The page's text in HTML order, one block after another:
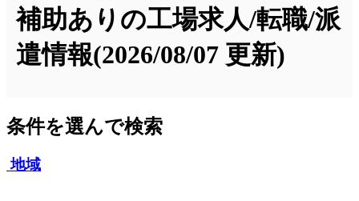
補助ありの工場求人/転職/派
遣情報(2026/08/07 更新)
条件を選んで検索
地域